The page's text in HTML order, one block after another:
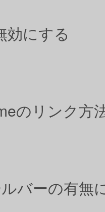
効にする
のリンク方
バーの有無